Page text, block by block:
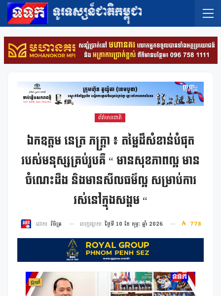
ព័ត៌មានជាតិ
ឯកឧត្តម នេត្រ ភក្រ្តា ៖ តម្លៃដ៏សំខាន់បំផុត
របស់មនុស្សគ្រប់រូបគឺ “ មានសុខភាពល្អ មាន
ចំណេះដឹង និងមានសីលធម៌ល្អ សម្រាប់ការ
រស់នៅក្នុងសង្គម “
ដោយ វិចិត្រ ចេញផ្សាយ ថ្ងៃទី 10 ខែ កុម្ភៈ ឆ្នាំ 2026 778